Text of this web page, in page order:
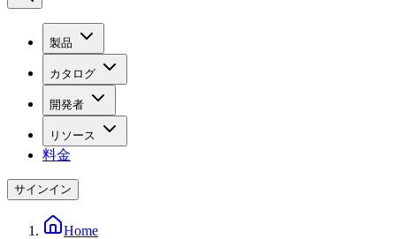
製品
カタログ
開発者
リソース
料金
サインイン
Home